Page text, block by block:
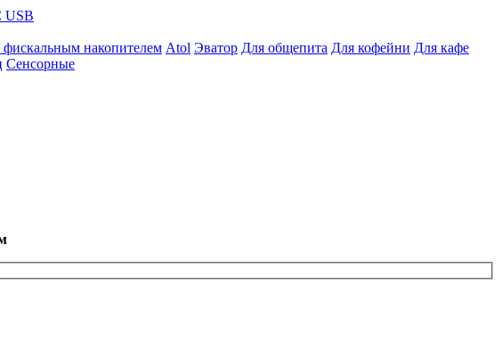
USB
накопителем Atol Эватор Для общепита Для кофейни Для кафе
Сенсорные